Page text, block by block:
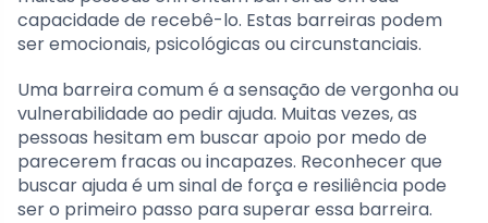
capacidade de recebê-lo. Estas barreiras podem
ser emocionais, psicológicas ou circunstanciais.
Uma barreira comum é a sensação de vergonha ou
vulnerabilidade ao pedir ajuda. Muitas vezes, as
pessoas hesitam em buscar apoio por medo de
parecerem fracas ou incapazes. Reconhecer que
buscar ajuda é um sinal de força e resiliência pode
ser o primeiro passo para superar essa barreira.